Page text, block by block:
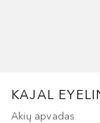
KAJAL
Akių apvadas